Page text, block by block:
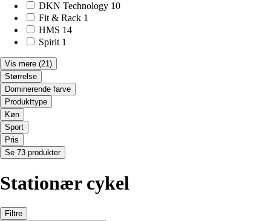
DKN Technology 10
Fit & Rack 1
HMS 14
Spirit 1
Vis mere (21)
Størrelse
Dominerende farve
Produkttype
Køn
Sport
Pris
Se 73 produkter
Stationær cykel
Filtre